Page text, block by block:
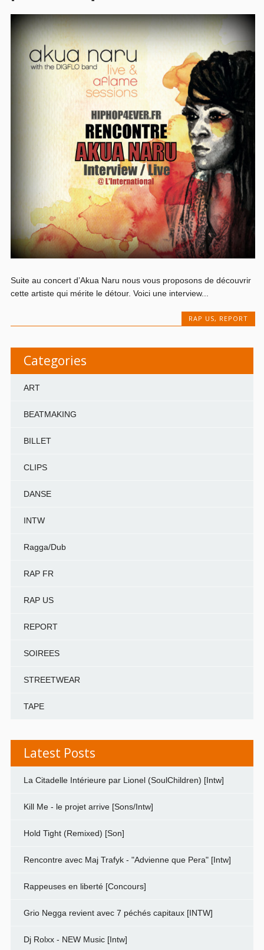
Suite au concert d’Akua Naru nous vous proposons de découvrir
cette artiste qui mérite le détour. Voici une interview...
RAP US, REPORT
Categories
ART
BEATMAKING
BILLET
CLIPS
DANSE
INTW
Ragga/Dub
RAP FR
RAP US
REPORT
SOIREES
STREETWEAR
TAPE
Latest Posts
La Citadelle Intérieure par Lionel (SoulChildren) [Intw]
Kill Me - le projet arrive [Sons/Intw]
Hold Tight (Remixed) [Son]
Rencontre avec Maj Trafyk - "Advienne que Pera" [Intw]
Rappeuses en liberté [Concours]
Grio Negga revient avec 7 péchés capitaux [INTW]
Dj Rolxx - NEW Music [Intw]